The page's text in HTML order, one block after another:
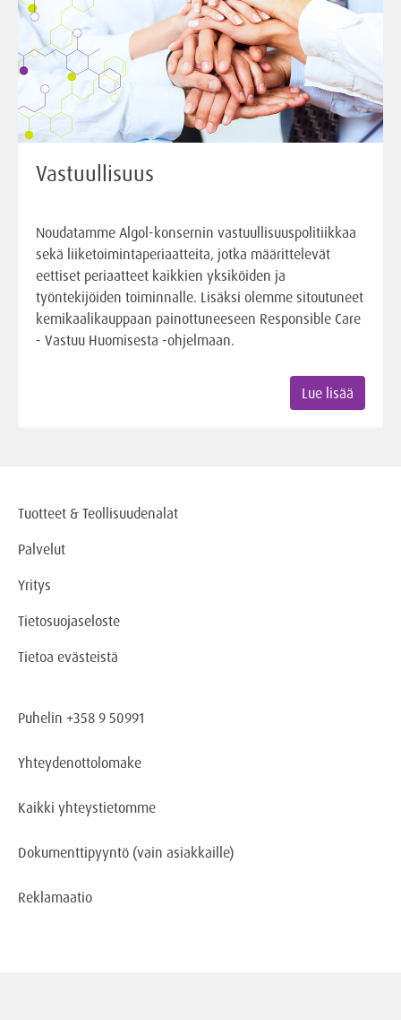
Vastuullisuus
Noudatamme Algol-konsernin vastuullisuuspolitiikkaa
sekä liiketoimintaperiaatteita, jotka määrittelevät
eettiset periaatteet kaikkien yksiköiden ja
työntekijöiden toiminnalle. Lisäksi olemme sitoutuneet
kemikaalikauppaan painottuneeseen Responsible Care
- Vastuu Huomisesta -ohjelmaan.
Lue lisää
Tuotteet & Teollisuudenalat
Palvelut
Yritys
Tietosuojaseloste
Tietoa evästeistä
Puhelin +358 9 50991
Yhteydenottolomake
Kaikki yhteystietomme
Dokumenttipyyntö (vain asiakkaille)
Reklamaatio